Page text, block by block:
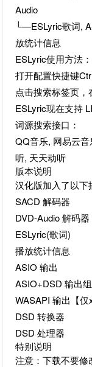
Audio
└—ESLyric歌词,
放统计信息
ESLyric使用方法：
打开配置快捷键
点击搜索标签页，
ESLyric现在支持
词源搜索接口：
QQ音乐, 网易云
听, 天天动听
版本说明
汉化版加入了以下
SACD 解码器
DVD-Audio 解码器
ESLyric(歌词)
播放统计信息
ASIO 输出
ASIO+DSD 输出
WASAPI 输出【仅
DSD 转换器
DSD 处理器
特别说明
注意：下载不要